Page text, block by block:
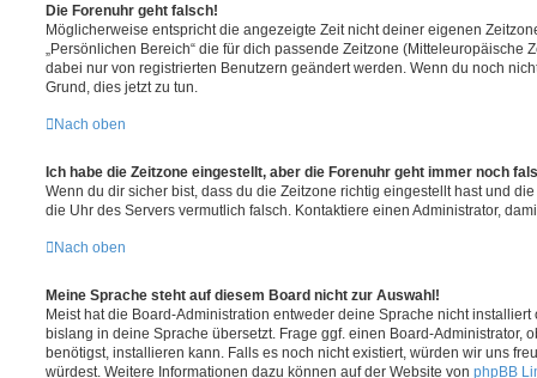
Die Forenuhr geht falsch!
Möglicherweise entspricht die angezeigte Zeit nicht deiner eigenen
„Persönlichen Bereich“ die für dich passende Zeitzone (Mitteleuropäische
dabei nur von registrierten Benutzern geändert werden. Wenn du noch
Grund, dies jetzt zu tun.
Nach oben
Ich habe die Zeitzone eingestellt, aber die Forenuhr geht immer noch
Wenn du dir sicher bist, dass du die Zeitzone richtig eingestellt hast und
die Uhr des Servers vermutlich falsch. Kontaktiere einen Administrator,
Nach oben
Meine Sprache steht auf diesem Board nicht zur Auswahl!
Meist hat die Board-Administration entweder deine Sprache nicht
bislang in deine Sprache übersetzt. Frage ggf. einen Board-Administrator,
benötigst, installieren kann. Falls es noch nicht existiert, würden wir uns
würdest. Weitere Informationen dazu können auf der Website von phpBB